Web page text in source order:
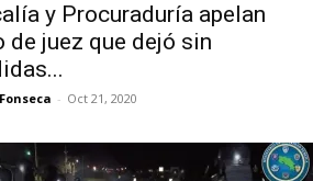
y Procuraduría apelan
de juez que dejó sin
- Oct 21, 2020